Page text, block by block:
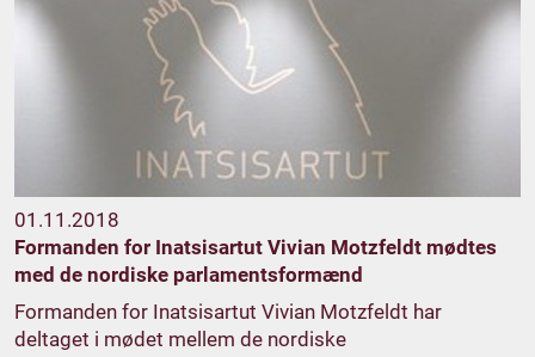
01.11.2018
Formanden for Inatsisartut Vivian Motzfeldt mødtes
med de nordiske parlamentsformænd
Formanden for Inatsisartut Vivian Motzfeldt har
deltaget i mødet mellem de nordiske